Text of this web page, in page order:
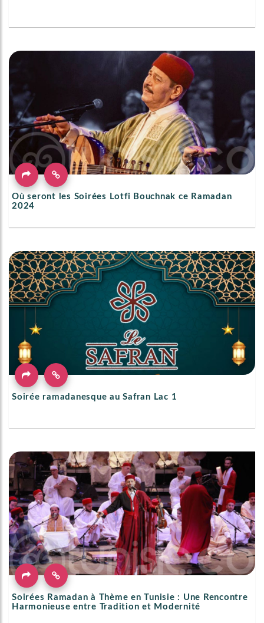
Où seront les Soirées Lotfi Bouchnak ce Ramadan
2024
Soirée ramadanesque au Safran Lac 1
Soirées Ramadan à Thème en Tunisie : Une Rencontre
Harmonieuse entre Tradition et Modernité